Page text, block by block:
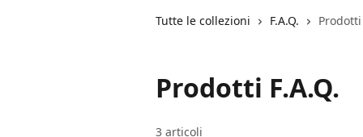
Tutte le collezioni F.A.Q. Prodotti
Prodotti F.A.Q.
3 articoli